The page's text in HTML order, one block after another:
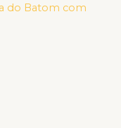
do Batom com